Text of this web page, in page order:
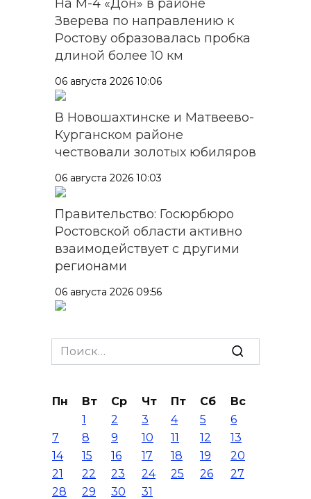
На М-4 «Дон» в районе
Зверева по направлению к
Ростову образовалась пробка
длиной более 10 км
06 августа 2026 10:06
В Новошахтинске и Матвеево-
Курганском районе
чествовали золотых юбиляров
06 августа 2026 10:03
Правительство: Госюрбюро
Ростовской области активно
взаимодействует с другими
регионами
06 августа 2026 09:56
тротуара у дома на Большой
Садовой, 94, огородили
В Ростове на проспекте
Михаила Нагибина, 14а,
завершили ремонт
теплотрассы
Search
for:
Пн Вт Ср Чт Пт Сб
Вс
1
2 3 4 5
6
7
8 9 10 11 12
13
14
15 16 17 18 19
20
21
22 23 24 25 26
27
28
29 30 31